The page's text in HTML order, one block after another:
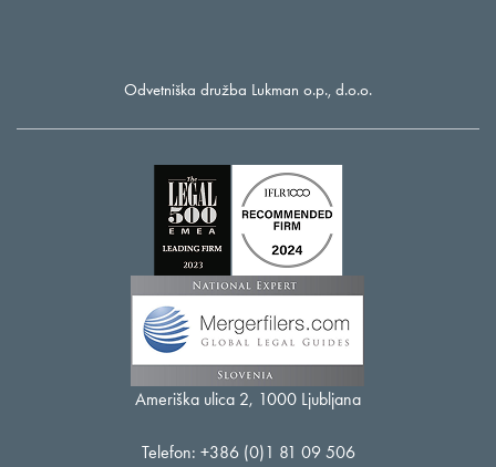
Odvetniška družba Lukman o.p., d.o.o.
Ameriška ulica 2, 1000 Ljubljana
Telefon: +386 (0)1 81 09 506